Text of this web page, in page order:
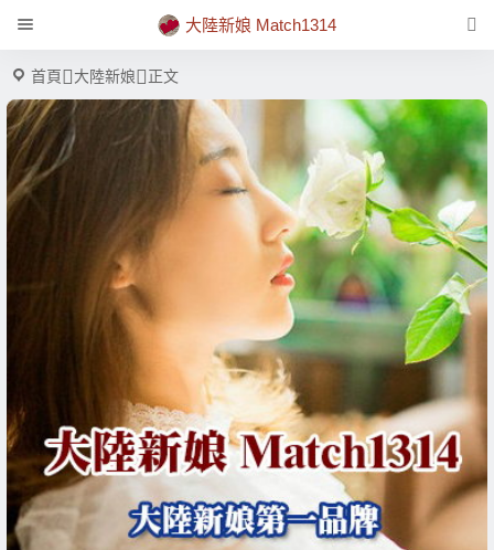
大陸新娘 Match1314
首頁 大陸新娘 正文